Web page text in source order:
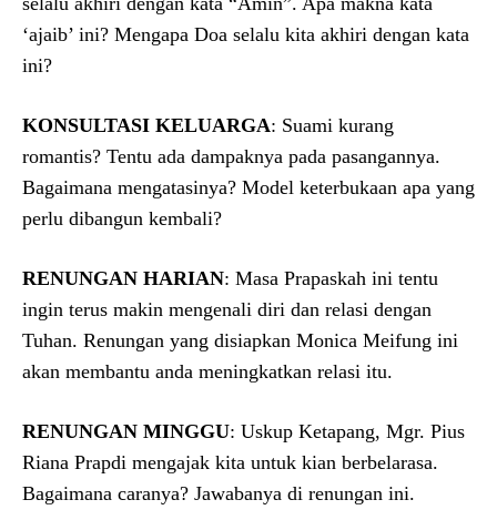
‘ajaib’ ini? Mengapa Doa selalu kita akhiri dengan kata
ini?
KONSULTASI KELUARGA: Suami kurang
romantis? Tentu ada dampaknya pada pasangannya.
Bagaimana mengatasinya? Model keterbukaan apa yang
perlu dibangun kembali?
RENUNGAN HARIAN: Masa Prapaskah ini tentu
ingin terus makin mengenali diri dan relasi dengan
Tuhan. Renungan yang disiapkan Monica Meifung ini
akan membantu anda meningkatkan relasi itu.
RENUNGAN MINGGU: Uskup Ketapang, Mgr. Pius
Riana Prapdi mengajak kita untuk kian berbelarasa.
Bagaimana caranya? Jawabanya di renungan ini.